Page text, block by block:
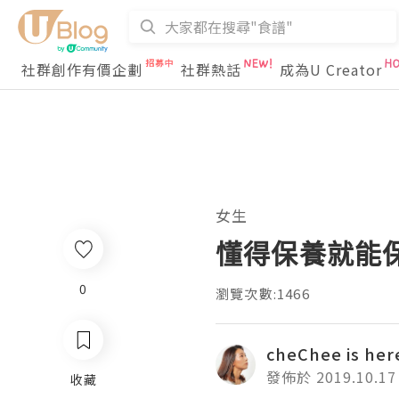
社群創作有價企劃 社群熱話 成為U Creator
0
收藏
女生
懂得保養就能
瀏覽次數:1466
cheChee is
發佈於 2019.10.17